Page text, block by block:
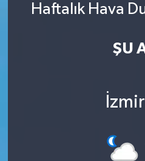
Haftalık Hava
ŞU
İzmir